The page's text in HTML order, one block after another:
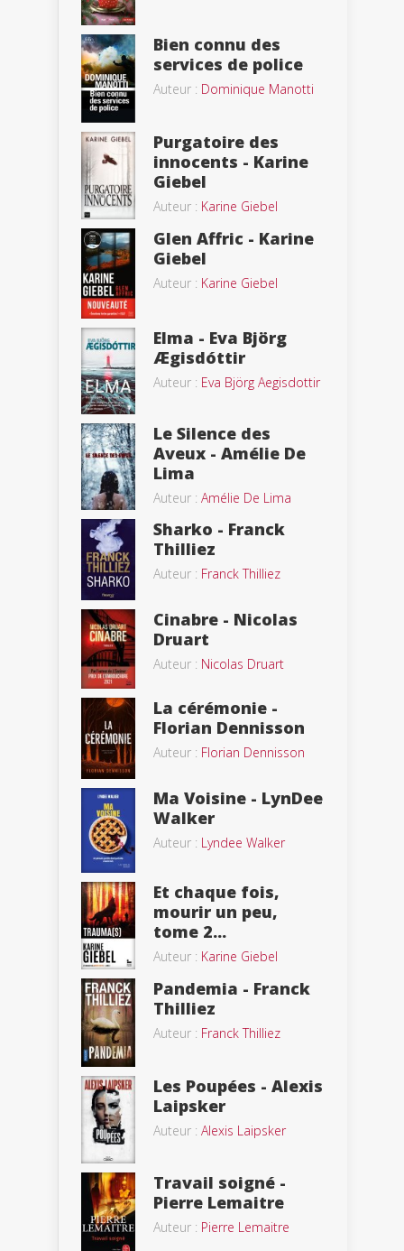
Bien connu des
services de police
Auteur : Dominique Manotti
Purgatoire des
innocents - Karine
Giebel
Auteur : Karine Giebel
Glen Affric - Karine
Giebel
Auteur : Karine Giebel
Elma - Eva Björg
Ægisdóttir
Auteur : Eva Björg Aegisdottir
Le Silence des
Aveux - Amélie De
Lima
Auteur : Amélie De Lima
Sharko - Franck
Thilliez
Auteur : Franck Thilliez
Cinabre - Nicolas
Druart
Auteur : Nicolas Druart
La cérémonie -
Florian Dennisson
Auteur : Florian Dennisson
Ma Voisine - LynDee
Walker
Auteur : Lyndee Walker
Et chaque fois,
mourir un peu,
tome 2...
Auteur : Karine Giebel
Pandemia - Franck
Thilliez
Auteur : Franck Thilliez
Les Poupées - Alexis
Laipsker
Auteur : Alexis Laipsker
Travail soigné -
Pierre Lemaitre
Auteur : Pierre Lemaitre